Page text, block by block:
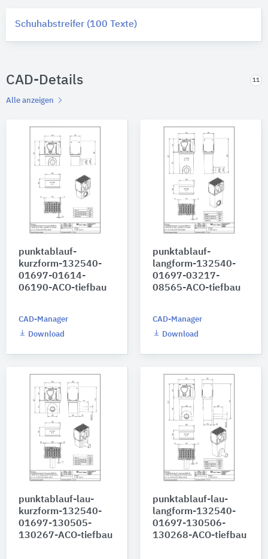
Schuhabstreifer (100 Texte)
CAD-Details 11
Alle anzeigen
punktablauf-
kurzform-132540-
01697-01614-
06190-ACO-tiefbau
CAD-Manager
Download
punktablauf-
langform-132540-
01697-03217-
08565-ACO-tiefbau
CAD-Manager
Download
punktablauf-lau-
kurzform-132540-
01697-130505-
130267-ACO-tiefbau
punktablauf-lau-
langform-132540-
01697-130506-
130268-ACO-tiefbau